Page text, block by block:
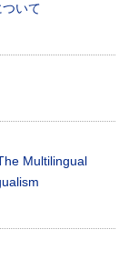
いて
Multilingual